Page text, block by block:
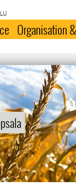
Organisation